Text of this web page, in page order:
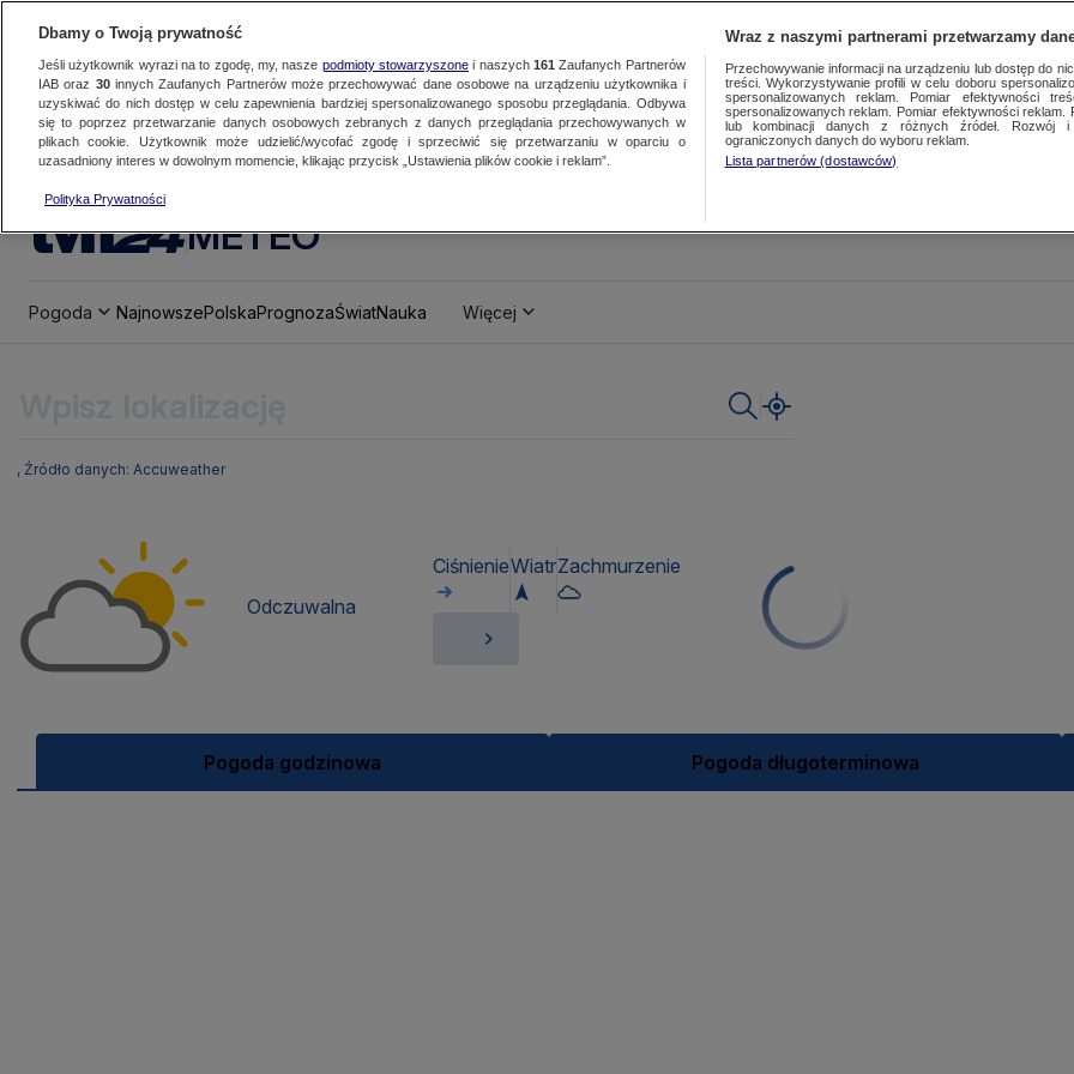
METEO
Pogoda NajnowszePolskaPrognozaŚwiatNauka Więcej
, Źródło danych: Accuweather
Odczuwalna
CiśnienieWiatrZachmurzenie
Pogoda godzinowa Pogoda długoterminowa
Dbamy o Twoją prywatność
Jeśli użytkownik wyrazi na to zgodę, my, nasze podmioty stowarzyszonei naszych 161 Zaufanych Partnerów
IAB oraz 30innych Zaufanych Partnerów może przechowywać dane osobowe na urządzeniu użytkownika i
uzyskiwać do nich dostęp w celu zapewnienia bardziej spersonalizowanego sposobu przeglądania. Odbywa
się to poprzez przetwarzanie danych osobowych zebranych z danych przeglądania przechowywanych w
plikach cookie. Użytkownik może udzielić/wycofać zgodę i sprzeciwić się przetwarzaniu w oparciu o
uzasadniony interes w dowolnym momencie, klikając przycisk „Ustawienia plików cookie i reklam”.
Polityka Prywatności
Wraz z naszymi partnerami przetwarzamy
Przechowywanie informacji na urządzeniu lub dostęp do
treści. Wykorzystywanie profili w celu doboru
spersonalizowanych reklam. Pomiar efektywności
spersonalizowanych reklam. Pomiar efektywności
lub kombinacji danych z różnych źródeł. Rozwój i
ograniczonych danych do wyboru reklam.
Lista partnerów (dostawców)